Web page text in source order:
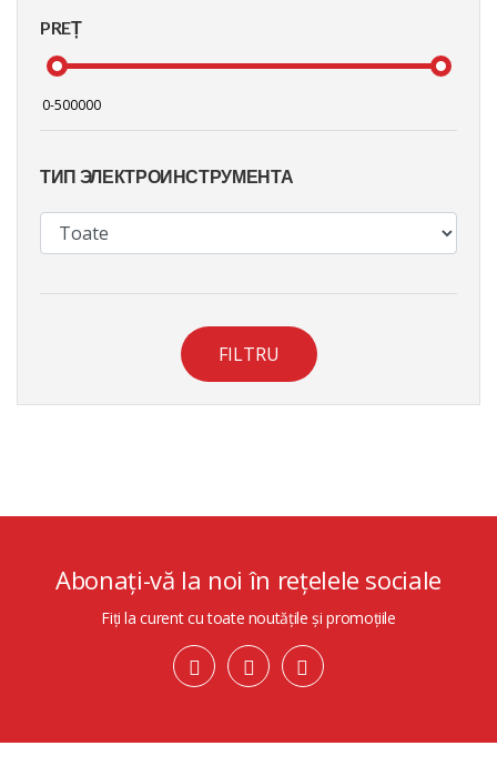
PREȚ
ТИП ЭЛЕКТРОИНСТРУМЕНТА
FILTRU
Abonați-vă la noi în rețelele sociale
Fiți la curent cu toate noutățile și promoțiile